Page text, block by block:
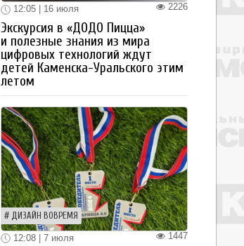
2226
12:05 | 16 июля
Экскурсия в «ДОДО Пицца»
и полезные знания из мира
цифровых технологий ждут
детей Каменска-Уральского этим
летом
ДИЗАЙН ВОВРЕМЯ
1447
12:08 | 7 июля